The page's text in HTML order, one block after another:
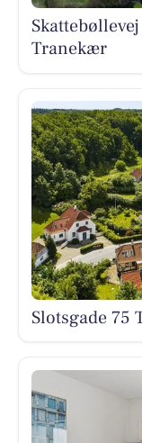
Tranekær
Slotsgade